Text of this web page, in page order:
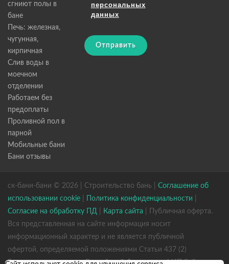
сгниют полы в
бане
Печь: железная,
чугунная,
кирпичная
Слив воды в
моечном
отделении
Работаем без
предоплаты
Проливной пол в
парной
Мобильные бани
Бани отзывы
персональных
данных
Отправить
ск-бани-бани © 2026 | Строительство бань | Соглашение об
использовании cookie
Политика конфиденциальности
Согласие на обработку ПД
Карта сайта | Публичная оферта.
Вся представленная на сайте информация носит
информационный характер и не является публичной
офертой, определяемой положениями Статьи 437 (2)
Гражданского кодекса Российской Федерации. | ИП Зайцев